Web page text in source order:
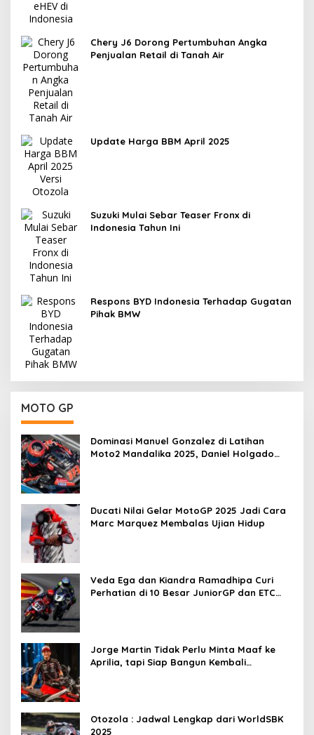
Chery J6 Dorong Pertumbuhan Angka
Penjualan Retail di Tanah Air
Update Harga BBM April 2025
Suzuki Mulai Sebar Teaser Fronx di
Indonesia Tahun Ini
Respons BYD Indonesia Terhadap Gugatan
Pihak BMW
MOTO GP
Dominasi Manuel Gonzalez di Latihan
Moto2 Mandalika 2025, Daniel Holgado
Ducati Nilai Gelar MotoGP 2025 Jadi Cara
Marc Marquez Membalas Ujian Hidup
Veda Ega dan Kiandra Ramadhipa Curi
Perhatian di 10 Besar JuniorGP dan ETC
Jorge Martin Tidak Perlu Minta Maaf ke
Aprilia, tapi Siap Bangun Kembali
Otozola : Jadwal Lengkap dari WorldSBK
2025